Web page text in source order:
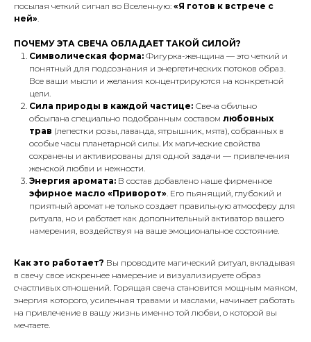
посылая четкий сигнал во Вселенную: «Я готов к встрече с
ней».
ПОЧЕМУ ЭТА СВЕЧА ОБЛАДАЕТ ТАКОЙ СИЛОЙ?
Символическая форма: Фигурка-женщина — это четкий и
понятный для подсознания и энергетических потоков образ.
Все ваши мысли и желания концентрируются на конкретной
цели.
Сила природы в каждой частице: Свеча обильно
обсыпана специально подобранным составом любовных
трав (лепестки розы, лаванда, ятрышник, мята), собранных в
особые часы планетарной силы. Их магические свойства
сохранены и активированы для одной задачи — привлечения
женской любви и нежности.
Энергия аромата: В состав добавлено наше фирменное
эфирное масло «Приворот». Его пьянящий, глубокий и
приятный аромат не только создает правильную атмосферу для
ритуала, но и работает как дополнительный активатор вашего
намерения, воздействуя на ваше эмоциональное состояние.
Как это работает? Вы проводите магический ритуал, вкладывая
в свечу свое искреннее намерение и визуализируете образ
счастливых отношений. Горящая свеча становится мощным маяком,
энергия которого, усиленная травами и маслами, начинает работать
на привлечение в вашу жизнь именно той любви, о которой вы
мечтаете.